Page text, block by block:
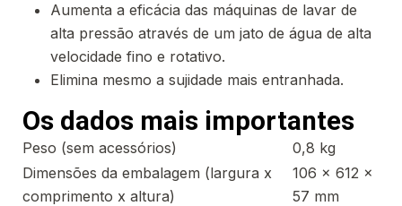
Aumenta a eficácia das máquinas de lavar de
alta pressão através de um jato de água de alta
velocidade fino e rotativo.
Elimina mesmo a sujidade mais entranhada.
Os dados mais importantes
Peso (sem acessórios)
0,8 kg
Dimensões da embalagem (largura x
comprimento x altura)
106 x 612 x
57 mm